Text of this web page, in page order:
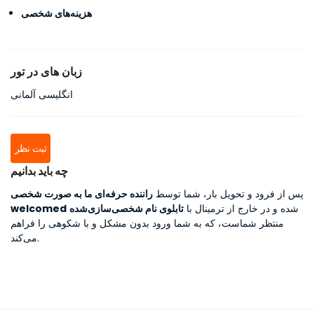
هزینه‌های شخصی
زبان های در تور
انگلیسی آلمانی
ثبت نظر
چه باید بدانیم
پس از فرود و تحویل بار، شما توسط راننده حرفه‌ای ما به صورت شخصی
welcomed
شده و در خارج از ترمینال با تابلوی نام شخصی‌سازی‌شده
منتظر شماست، که به شما ورود بدون مشکل و با شکوهی را فراهم
می‌کند.